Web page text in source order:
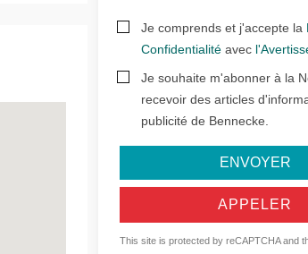
Je comprends et j'accepte la
Confidentialité avec
Je souhaite m'abonner à la
recevoir des articles
publicité de Bennecke.
ENVOYER
APPELER
This site is protected by reCAPTCHA and